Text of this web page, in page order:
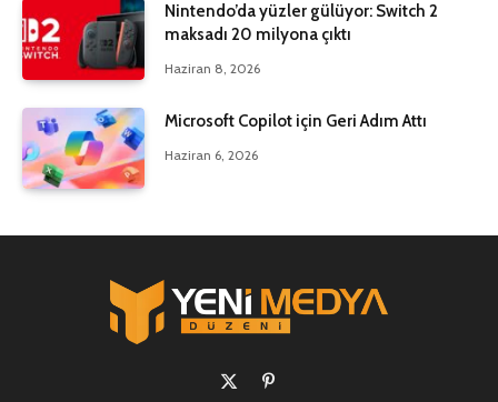
Nintendo’da yüzler gülüyor: Switch 2
maksadı 20 milyona çıktı
Haziran 8, 2026
Microsoft Copilot için Geri Adım Attı
Haziran 6, 2026
X
Pinterest'in